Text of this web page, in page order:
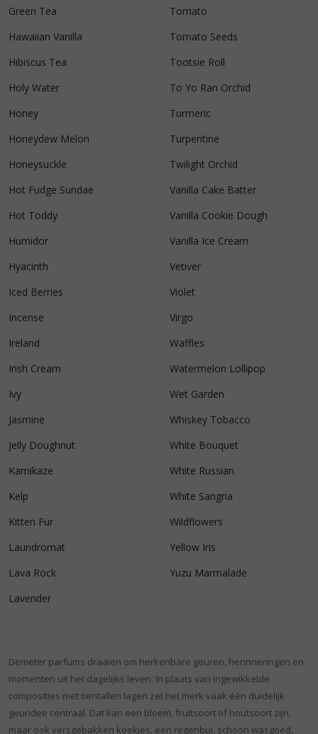
Green Tea
Hawaiian Vanilla
Hibiscus Tea
Holy Water
Honey
Honeydew Melon
Honeysuckle
Hot Fudge Sundae
Hot Toddy
Humidor
Hyacinth
Iced Berries
Incense
Ireland
Irish Cream
Ivy
Jasmine
Jelly Doughnut
Kamikaze
Kelp
Kitten Fur
Laundromat
Lava Rock
Lavender
Tomato
Tomato Seeds
Tootsie Roll
To Yo Ran Orchid
Turmeric
Turpentine
Twilight Orchid
Vanilla Cake Batter
Vanilla Cookie Dough
Vanilla Ice Cream
Vetiver
Violet
Virgo
Waffles
Watermelon Lollipop
Wet Garden
Whiskey Tobacco
White Bouquet
White Russian
White Sangria
Wildflowers
Yellow Iris
Yuzu Marmalade
Demeter parfums draaien om herkenbare geuren, herinneringen en
momenten uit het dagelijks leven. In plaats van ingewikkelde
composities met tientallen lagen zet het merk vaak één duidelijk
geuridee centraal. Dat kan een bloem, fruitsoort of houtsoort zijn,
maar ook versgebakken koekjes, een regenbui, schoon wasgoed,